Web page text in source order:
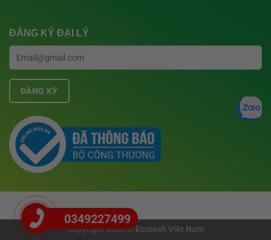
ĐĂNG KÝ ĐẠI LÝ
Copyright 2026 ©Ecotech Việt Nam
0349227499